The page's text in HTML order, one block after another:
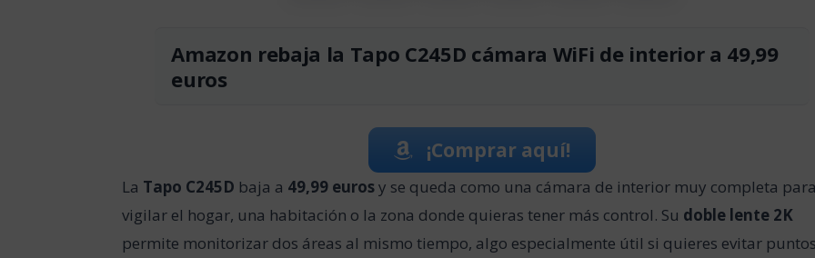
Amazon rebaja la Tapo C245D cámara WiFi de interior a 49,99
euros
¡Comprar aquí!
La Tapo C245D baja a 49,99 eurosy se queda como una cámara de interior muy completa para
vigilar el hogar, una habitación o la zona donde quieras tener más control. Su doble lente 2K
permite monitorizar dos áreas al mismo tiempo, algo especialmente útil si quieres evitar puntos